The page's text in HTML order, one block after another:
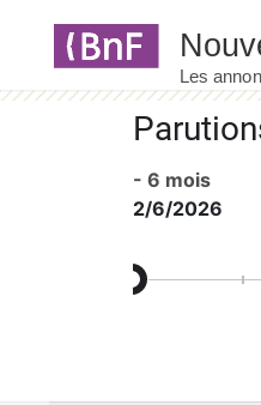
- 6 mois
2/6/2026